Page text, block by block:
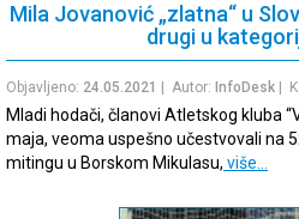
Mila Jovanović „zlatna“ u
drugi u
Objavljeno: 24.05.2021 | Autor: InfoDesk |
Mladi hodači, članovi Atletskog kluba
maja, veoma uspešno učestvovali na
mitingu u Borskom Mikulasu, više…